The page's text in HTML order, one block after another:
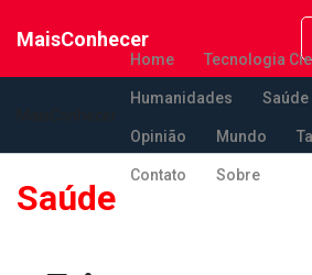
MaisConhecer
Home Tecnologia
Humanidades Saúde
Opinião Mundo
Contato Sobre
Saúde